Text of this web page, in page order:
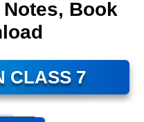
Book
CLASS 7